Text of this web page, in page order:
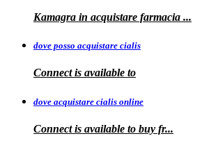
Kamagra in acquistare farmacia ...
dove posso acquistare cialis
Connect is available to
dove acquistare cialis online
Connect is available to buy fr...